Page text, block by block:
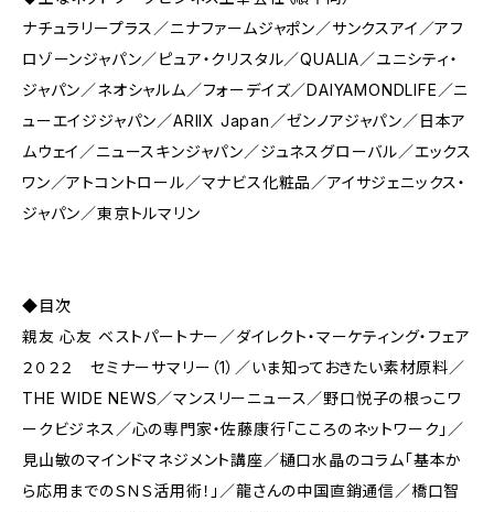
ナチュラリープラス／ニナファームジャポン／サンクスアイ／アフ
ロゾーンジャパン／ピュア・クリスタル／QUALIA／ユニシティ・
ジャパン／ネオシャルム／フォーデイズ／DAIYAMONDLIFE／ニ
ューエイジジャパン／ARIIX Japan／ゼンノアジャパン／日本ア
ムウェイ／ニュースキンジャパン／ジュネスグローバル／エックス
ワン／アトコントロール／マナビス化粧品／アイサジェニックス・
ジャパン／東京トルマリン
◆目次
親友 心友 ベストパートナー／ダイレクト・マーケティング・フェア
２０２２ セミナーサマリー（1）／いま知っておきたい素材原料／
THE WIDE NEWS／マンスリーニュース／野口悦子の根っこワ
ークビジネス／心の専門家・佐藤康行「こころのネットワーク」／
見山敏のマインドマネジメント講座／樋口水晶のコラム「基本か
ら応用までのＳＮＳ活用術！」／龍さんの中国直銷通信／橋口智